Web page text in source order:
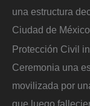
una estructura
Ciudad de
Protección Civil
Ceremonia una
movilizada por
que luego